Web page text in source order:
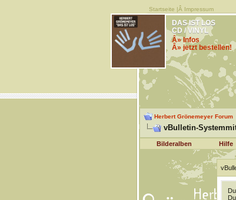
Startseite |Â Impressum
DAS IST LOS
CD / VINYL
Â» Infos
Â» jetzt bestellen!
Herbert Grönemeyer Forum
vBulletin-
Bilderalben Hilfe